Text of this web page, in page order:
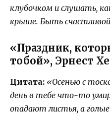
клубочком и слушать,
крыше. Быть счастливой
«Праздник,
тобой», Эрнест
Цитата: «Осенью с
день в тебе что-то
опадают листья, а